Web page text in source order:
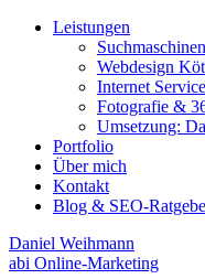
Leistungen
Webdesign
Internet
Fotografie &
Umsetzung:
Portfolio
Über mich
Kontakt
Blog & SEO-
Daniel Weihmann
abi Online-Marketing